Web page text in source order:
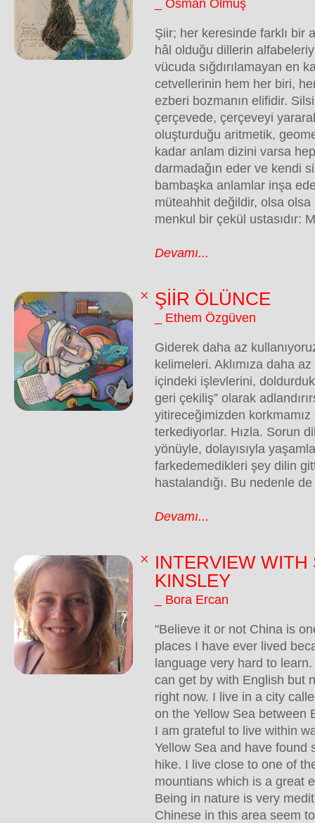
_ Osman Olmuş
Şiir; her keresinde farklı bir
hâl olduğu dillerin
vücuda sığdırılamayan en
cetvellerinin hem her biri,
ezberi bozmanın elifidir.
çerçevede, çerçeveyi
oluşturduğu aritmetik,
kadar anlam dizini varsa
darmadağın eder ve kendi
bambaşka anlamlar inşa
müteahhit değildir, olsa
menkul bir çekül ustasıdır:
Devamı...
ŞİİR ÖLÜNCE
_ Ethem Özgüven
Giderek daha az
kelimeleri. Aklımıza daha
içindeki işlevlerini,
geri çekiliş” olarak
yitireceğimizden
terkediyorlar. Hızla. Sorun
yönüyle, dolayısıyla
farkedemedikleri şey dilin
hastalandığı. Bu nedenle
Devamı...
INTERVIEW WITH
KINSLEY
_ Bora Ercan
"Believe it or not China is
places I have ever lived
language very hard to
can get by with English but
right now. I live in a city
on the Yellow Sea between
I am grateful to live within
Yellow Sea and have found
hike. I live close to one of
mountians which is a great
Being in nature is very
Chinese in this area seem